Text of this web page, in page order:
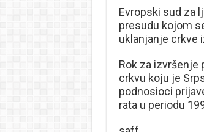
Evropski sud za
presudu kojom
uklanjanje crkve
Rok za izvršenje
crkvu koju je
podnosioci
rata u periodu